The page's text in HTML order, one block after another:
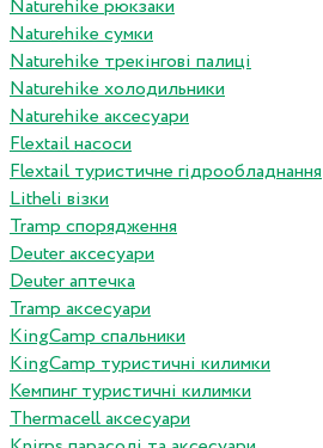
Naturehike рюкзаки
Naturehike сумки
Naturehike трекінгові палиці
Naturehike холодильники
Naturehike аксесуари
Flextail насоси
Flextail туристичне гідрообладнання
Litheli візки
Tramp спорядження
Deuter аксесуари
Deuter аптечка
Tramp аксесуари
KingCamp спальники
KingCamp туристичні килимки
Кемпинг туристичні килимки
Thermacell аксесуари